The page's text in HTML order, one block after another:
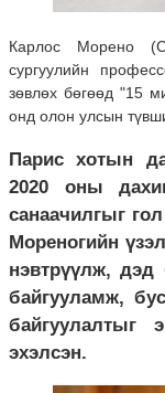
Карлос Морено
сургуулийн
зөвлөх бөгөөд "15
онд олон улсын
Парис хотын
2020 оны
санаачилгыг
Мореногийн
нэвтрүүлж, дэд
байгууламж,
байгуулалтыг
эхэлсэн.